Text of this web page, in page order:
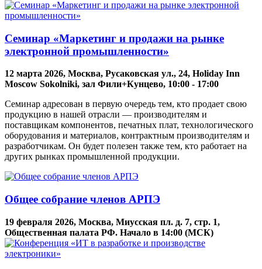
Семинар «Маркетинг и продажи на рынке
электронной промышленности»
12 марта 2026, Москва, Русаковская ул., 24, Holiday Inn
Moscow Sokolniki, зал Фили+Кунцево, 10:00 - 17:00
Семинар адресован в первую очередь тем, кто продает свою
продукцию в нашей отрасли — производителям и
поставщикам компонентов, печатных плат, технологического
оборудования и материалов, контрактным производителям и
разработчикам. Он будет полезен также тем, кто работает на
других рынках промышленной продукции.
Общее собрание членов АРПЭ
19 февраля 2026, Москва, Миусская пл. д. 7, стр. 1,
Общественная палата РФ. Начало в 14:00 (МСК)